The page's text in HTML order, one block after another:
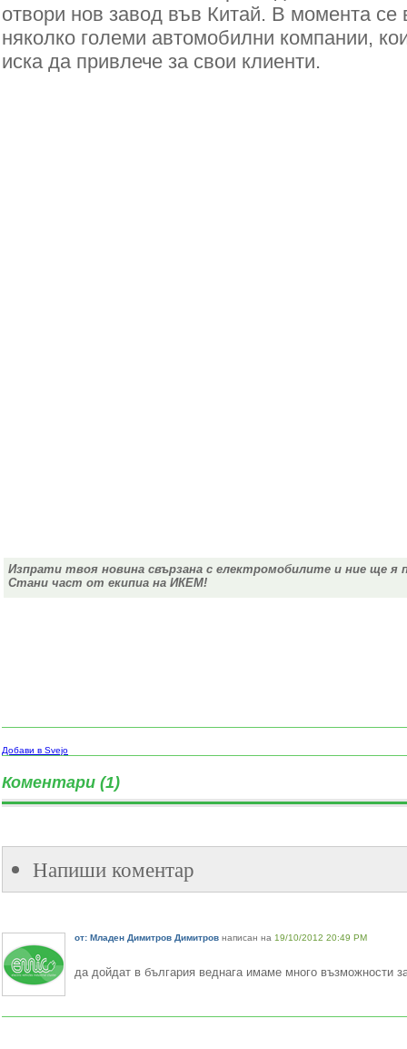
отвори нов завод във Китай. В момента се
няколко големи автомобилни компании,
иска да привлече за свои клиенти.
Изпрати твоя новина свързана с електромобилите и ние ще я
Стани част от екипиа на ИКЕМ!
Добави в Svejo
Коментари (1)
Напиши коментар
от: Младен Димитров Димитров написан на 19/10/2012 20:49 PM
да дойдат в българия веднага имаме много възможности